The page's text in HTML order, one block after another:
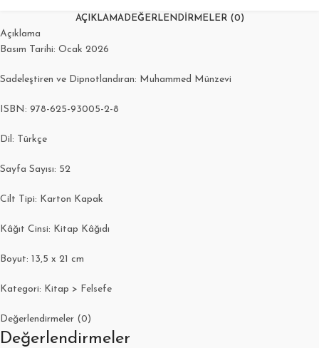
AÇIKLAMADEĞERLENDIRMELER (0)
Açıklama
Basım Tarihi: Ocak 2026
Sadeleştiren ve Dipnotlandıran: Muhammed Münzevi
ISBN: 978-625-93005-2-8
Dil: Türkçe
Sayfa Sayısı: 52
Cilt Tipi: Karton Kapak
Kâğıt Cinsi: Kitap Kâğıdı
Boyut: 13,5 x 21 cm
Kategori: Kitap > Felsefe
Değerlendirmeler (0)
Değerlendirmeler